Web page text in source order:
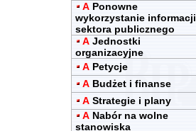
A Ponowne
wykorzystanie informacji
sektora publicznego
A Jednostki
organizacyjne
A Petycje
A Budżet i finanse
A Strategie i plany
A Nabór na wolne
stanowiska